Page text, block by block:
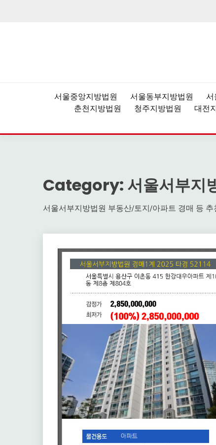
서울중앙지방법원 서울동부지방법원 서
춘천지방법원
청주지방법원 대전
Category: 서울서부지
서울서부지방법원 부동산/토지/아파트 경매 등 추